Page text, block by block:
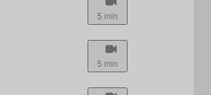
5 min
5 min